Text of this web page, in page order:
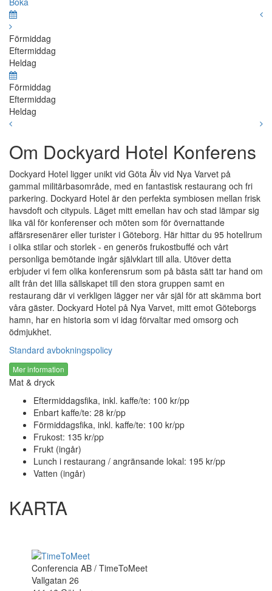
Förmiddag
Eftermiddag
Heldag
Förmiddag
Eftermiddag
Heldag
Om Dockyard Hotel Konferens
Dockyard Hotel ligger unikt vid Göta Älv vid Nya Varvet på
gammal militärbasområde, med en fantastisk restaurang och fri
parkering. Dockyard Hotel är den perfekta symbiosen mellan frisk
havsdoft och citypuls. Läget mitt emellan hav och stad lämpar sig
lika väl för konferenser och möten som för övernattande
affärsresenärer eller turister i Göteborg. Här hittar du 95 hotellrum
i olika stilar och storlek - en generös frukostbuffé och vårt
personliga bemötande ingår självklart till alla. Utöver detta
erbjuder vi fem olika konferensrum som på bästa sätt tar hand om
allt från det lilla sällskapet till den stora gruppen samt en
restaurang där vi verkligen lägger ner vår själ för att skämma bort
våra gäster. Dockyard Hotel på Nya Varvet, mitt emot Göteborgs
hamn, har en historia som vi idag förvaltar med omsorg och
ödmjukhet.
Standard avbokningspolicy
Mer information
Mat & dryck
Eftermiddagsfika, inkl. kaffe/te: 100 kr/pp
Enbart kaffe/te: 28 kr/pp
Förmiddagsfika, inkl. kaffe/te: 100 kr/pp
Frukost: 135 kr/pp
Frukt (ingår)
Lunch i restaurang / angränsande lokal: 195 kr/pp
Vatten (ingår)
KARTA
Conferencia AB / TimeToMeet
Vallgatan 26